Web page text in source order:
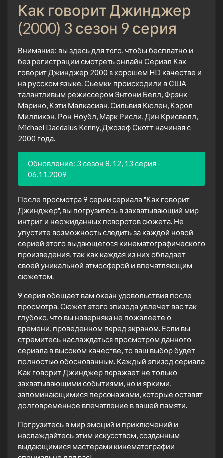
Как говорит Джинджер
(2000) 3 сезон 9 серия
Внимание: вы здесь для того, чтобы бесплатно и
без регистрации смотреть онлайн Сериал Как
говорит Джинджер 2000 в хорошем HD качестве и
на русском языке. Сьемки происходили в США
талантливым режиссером Энтони Белл, Фрэнк
Марино, Кэти Малкасиан, Сильвия Кюлен, Кэрол
Милликэн, Рон Ноубл, Марк Рисли, Дин Крисвелл,
Michael Daedalus Kenny, Джозеф Скотт начиная с
2000 года.
Обновление: 3 сезон 8, 12, 13 серия -
06.11.2009
После просмотра 9 серии сериала "Как говорит
Джинджер", вы погрузитесь в захватывающий мир
интриг и неожиданных поворотов сюжета. Не
упустите возможность следить за каждой новой
серией этого выдающегося кинематографического
произведения, так как каждая из них обладает
своей уникальной атмосферой и впечатляющим
сюжетом.
9 серия обещает вам океан удовольствия после
просмотра. Сюжет этого эпизода увлечет вас так
глубоко, что вы наверняка не пожалеете о
времени, проведенном перед экраном. Если вы
стремитесь наслаждаться просмотром данного
сериала в высоком качестве, то ваш выбор будет
полностью обоснованным. Каждый эпизод сериала
Как говорит Джинджер поражает не только
захватывающими событиями, но и яркими,
запоминающимися персонажами, которые оставят
долговременное впечатление в вашей памяти.
Погрузитесь в мир эмоций и приключений и
наслаждайтесь этим искусством, созданным
выдающимися мастерами кинематографии